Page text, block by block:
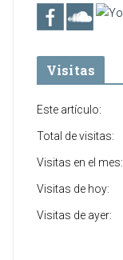
Visitas
Este artículo:
Total de visitas:
Visitas en el mes:
Visitas de hoy:
Visitas de ayer: